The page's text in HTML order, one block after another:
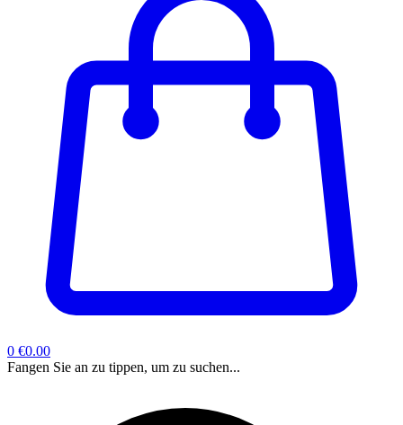
0 €0.00
Fangen Sie an zu tippen, um zu suchen...